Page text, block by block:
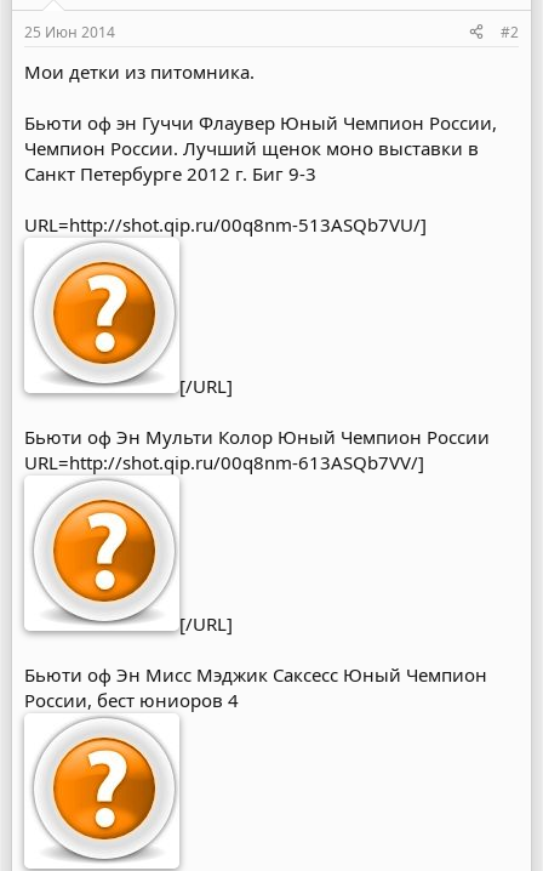
25 Июн 2014 #2
Мои детки из питомника.
Бьюти оф эн Гуччи Флаувер Юный Чемпион России,
Чемпион России. Лучший щенок моно выставки в
Санкт Петербурге 2012 г. Биг 9-3
URL=http://shot.qip.ru/00q8nm-513ASQb7VU/]
[/URL]
Бьюти оф Эн Мульти Колор Юный Чемпион России
URL=http://shot.qip.ru/00q8nm-613ASQb7VV/]
[/URL]
Бьюти оф Эн Мисс Мэджик Саксесс Юный Чемпион
России, бест юниоров 4